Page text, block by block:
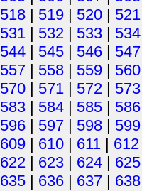
518 | 519 | 520 | 521
531 | 532 | 533 | 534
544 | 545 | 546 | 547
557 | 558 | 559 | 560
570 | 571 | 572 | 573
583 | 584 | 585 | 586
596 | 597 | 598 | 599
609 | 610 | 611 | 612
622 | 623 | 624 | 625
635 | 636 | 637 | 638